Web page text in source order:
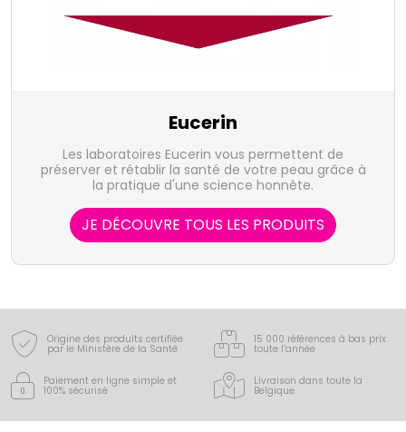
Eucerin
Les laboratoires Eucerin vous permettent de
préserver et rétablir la santé de votre peau grâce à
la pratique d'une science honnête.
JE DÉCOUVRE TOUS LES PRODUITS
Origine des produits certifiée
par le Ministère de la Santé
15 000 références à bas prix
toute l’année
Paiement en ligne simple et
100% sécurisé
Livraison dans toute la
Belgique